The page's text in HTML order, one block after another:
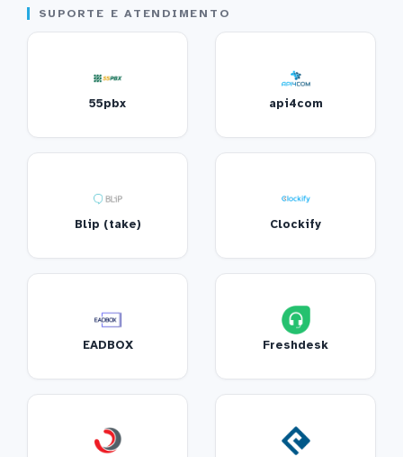
SUPORTE E ATENDIMENTO
55pbx api4com
Blip (take) Clockify
EADBOX Freshdesk